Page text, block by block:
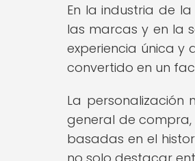
En la industria de
las marcas y en la
experiencia única y
convertido en un
La personalización
general de
basadas en el